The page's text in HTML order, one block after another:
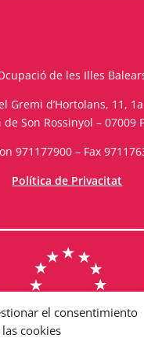
el consentimiento
cookies
de les Illes
Gremi d’Hortolans, 11,
de Son Rossinyol – 07009
971177900 – Fax
Política de Privacitat